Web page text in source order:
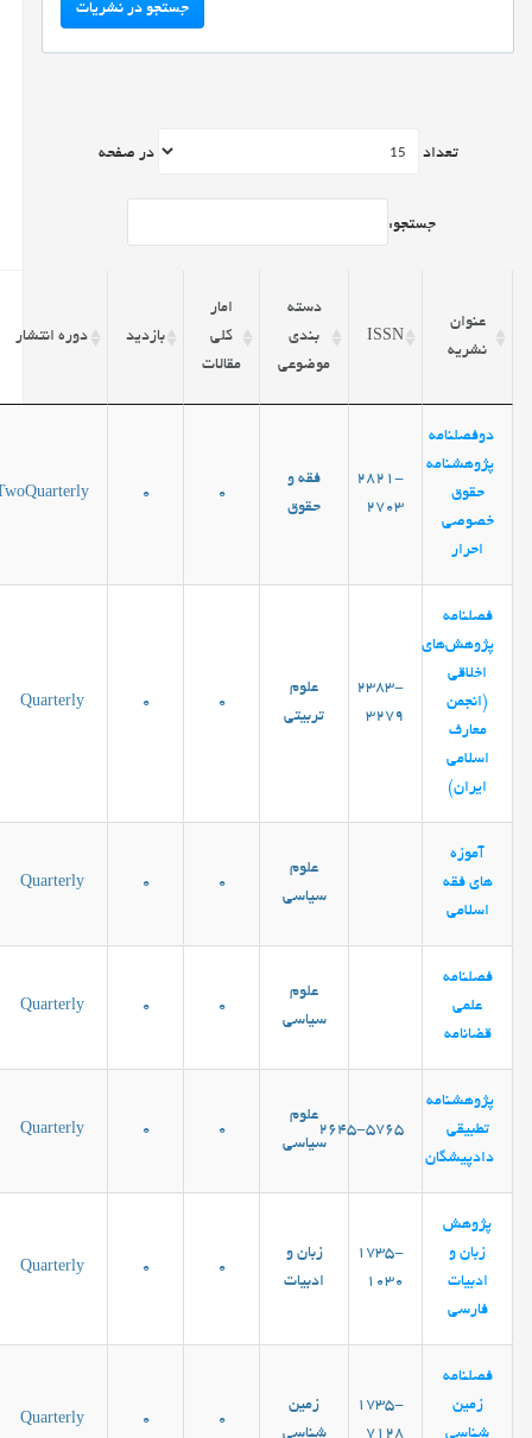
جستجو در نشریات
تعداد در صفحه
جستجو:
عنوان
نشریه
ISSN
دسته
بندی
موضوعی
امار
کلی
مقالات
بازدید دوره انتشار
دوفصلنامه
پژوهشنامه
حقوق
خصوصی
احرار
2821-
2703
فقه و
حقوق
0
0
TwoQuarterly
فصلنامه
پژوهش‌های
اخلاقی
(انجمن
معارف
اسلامی
ایران)
2383-
3279
علوم
تربیتی
0
0
Quarterly
آموزه
های فقه
اسلامی
علوم
سیاسی
0
0
Quarterly
فصلنامه
علمی
قضانامه
علوم
سیاسی
0
0
Quarterly
پژوهشنامه
تطبیقی
دادپیشگان
۲۶۴۵-۵۷۶۵
علوم
سیاسی
0
0
Quarterly
پژوهش
زبان و
ادبیات
فارسی
1735-
1030
زبان و
ادبیات
0
0
Quarterly
فصلنامه
زمین
شناسی
1735-
7128
زمین
شناسی
0
0
Quarterly